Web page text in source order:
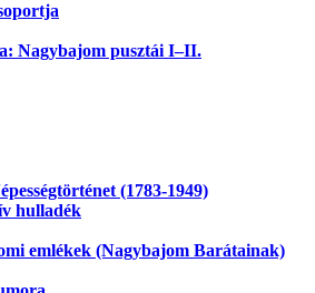
Nagybajom pusztái I–II.
(1783-1949)
hulladék
emlékek (Nagybajom Barátainak)